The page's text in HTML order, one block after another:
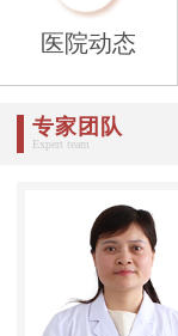
医院动态
专家团队
Expert team